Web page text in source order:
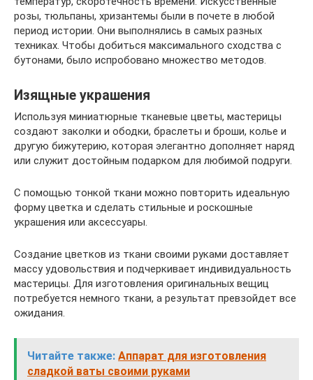
розы, тюльпаны, хризантемы были в почете в любой
период истории. Они выполнялись в самых разных
техниках. Чтобы добиться максимального сходства с
бутонами, было испробовано множество методов.
Изящные украшения
Используя миниатюрные тканевые цветы, мастерицы
создают заколки и ободки, браслеты и броши, колье и
другую бижутерию, которая элегантно дополняет наряд
или служит достойным подарком для любимой подруги.
С помощью тонкой ткани можно повторить идеальную
форму цветка и сделать стильные и роскошные
украшения или аксессуары.
Создание цветков из ткани своими руками доставляет
массу удовольствия и подчеркивает индивидуальность
мастерицы. Для изготовления оригинальных вещиц
потребуется немного ткани, а результат превзойдет все
ожидания.
Читайте также: Аппарат для изготовления
сладкой ваты своими руками